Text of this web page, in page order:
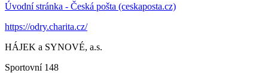
Úvodní stránka - Česká pošta (ceskaposta.cz)
https://odry.charita.cz/
HÁJEK a SYNOVÉ, a.s.
Sportovní 148